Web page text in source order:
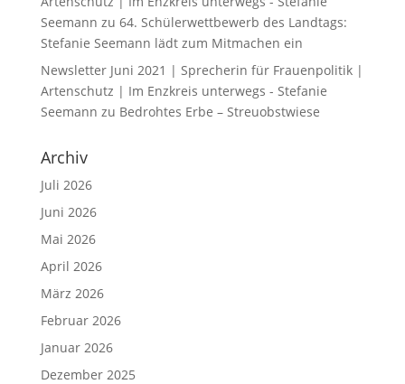
Seemann zu 64. Schülerwettbewerb des Landtags:
Stefanie Seemann lädt zum Mitmachen ein
Newsletter Juni 2021 | Sprecherin für Frauenpolitik |
Artenschutz | Im Enzkreis unterwegs - Stefanie
Seemann zu Bedrohtes Erbe – Streuobstwiese
Archiv
Juli 2026
Juni 2026
Mai 2026
April 2026
März 2026
Februar 2026
Januar 2026
Dezember 2025